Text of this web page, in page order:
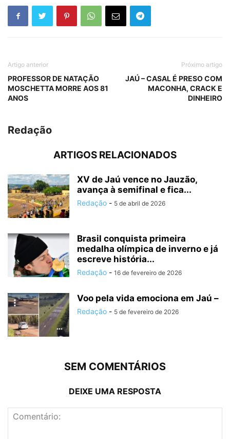
Artigo anterior
PROFESSOR DE NATAÇÃO
MOSCHETTA MORRE AOS 81
ANOS
Próximo artigo
JAÚ – CASAL É PRESO COM
MACONHA, CRACK E
DINHEIRO
Redação
ARTIGOS RELACIONADOS
XV de Jaú vence no Jauzão,
avança à semifinal e fica...
Redação - 5 de abril de 2026
Brasil conquista primeira
medalha olímpica de inverno e já
escreve história...
Redação - 16 de fevereiro de 2026
Voo pela vida emociona em Jaú –
Redação - 5 de fevereiro de 2026
SEM COMENTÁRIOS
DEIXE UMA RESPOSTA